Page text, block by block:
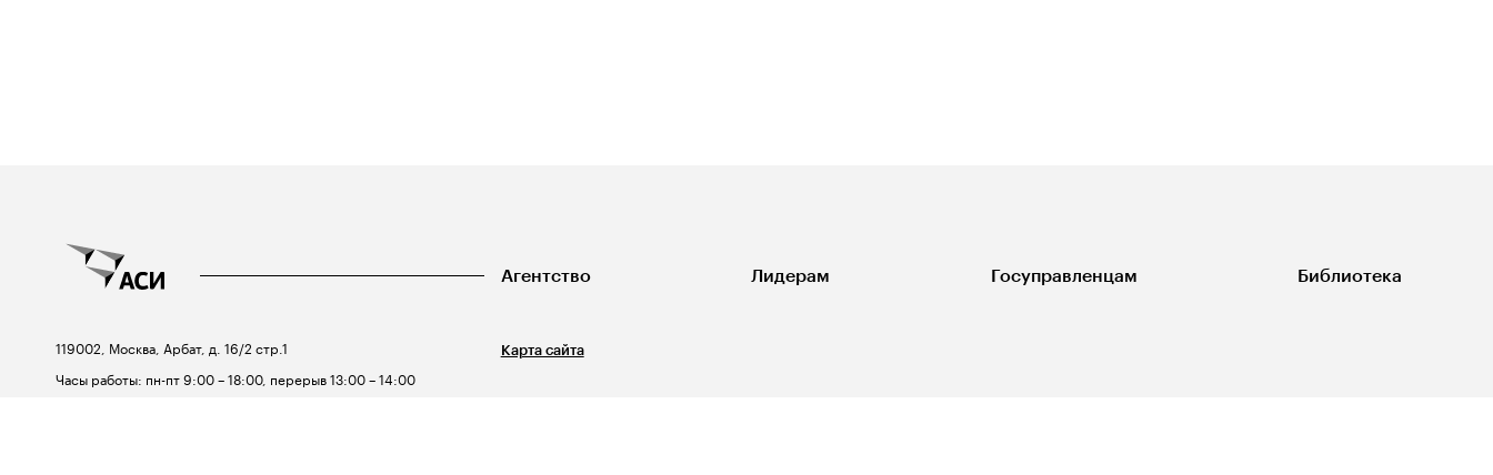
119002, Москва, Арбат, д. 16/2 стр.1
Часы работы: пн-пт 9:00 – 18:00, перерыв 13:00 – 14:00
Агентство Лидерам Госуправленцам Библиотека
Карта сайта